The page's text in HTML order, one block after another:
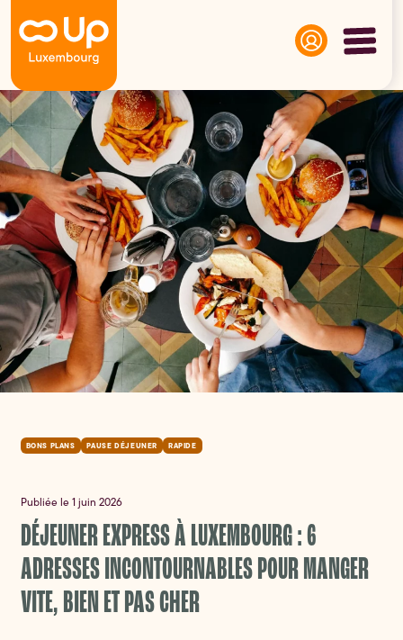
BONS PLANS PAUSE DÉJEUNER RAPIDE
Publiée le 1 juin 2026
DÉJEUNER EXPRESS À LUXEMBOURG : 6
ADRESSES INCONTOURNABLES POUR MANGER
VITE, BIEN ET PAS CHER
Panneau de gestion des cookies